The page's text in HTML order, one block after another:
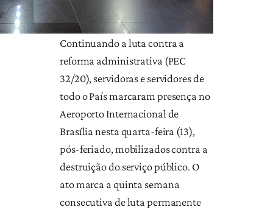
Continuando a luta contra a
reforma administrativa (PEC
32/20), servidoras e servidores de
todo o País marcaram presença no
Aeroporto Internacional de
Brasília nesta quarta-feira (13),
pós-feriado, mobilizados contra a
destruição do serviço público. O
ato marca a quinta semana
consecutiva de luta permanente